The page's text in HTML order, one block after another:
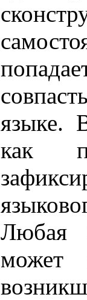
языке.
как
Любая
может